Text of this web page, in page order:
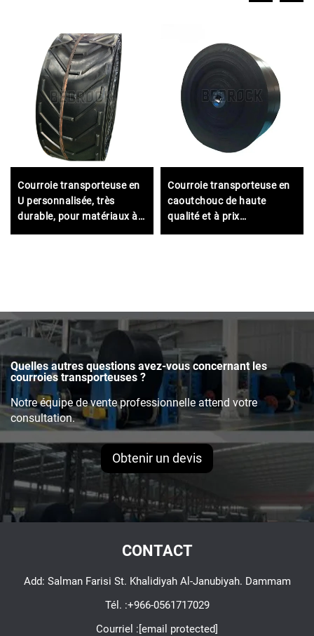
Courroie transporteuse en
U personnalisée, très
durable, pour matériaux à
Courroie transporteuse en
caoutchouc de haute
qualité et à prix
Quelles autres questions avez-vous concernant les
courroies transporteuses ?
Notre équipe de vente professionnelle attend votre
consultation.
Obtenir un devis
CONTACT
Add: Salman Farisi St. Khalidiyah Al-Janubiyah. Dammam
Tél. :+966-0561717029
Courriel :[email protected]